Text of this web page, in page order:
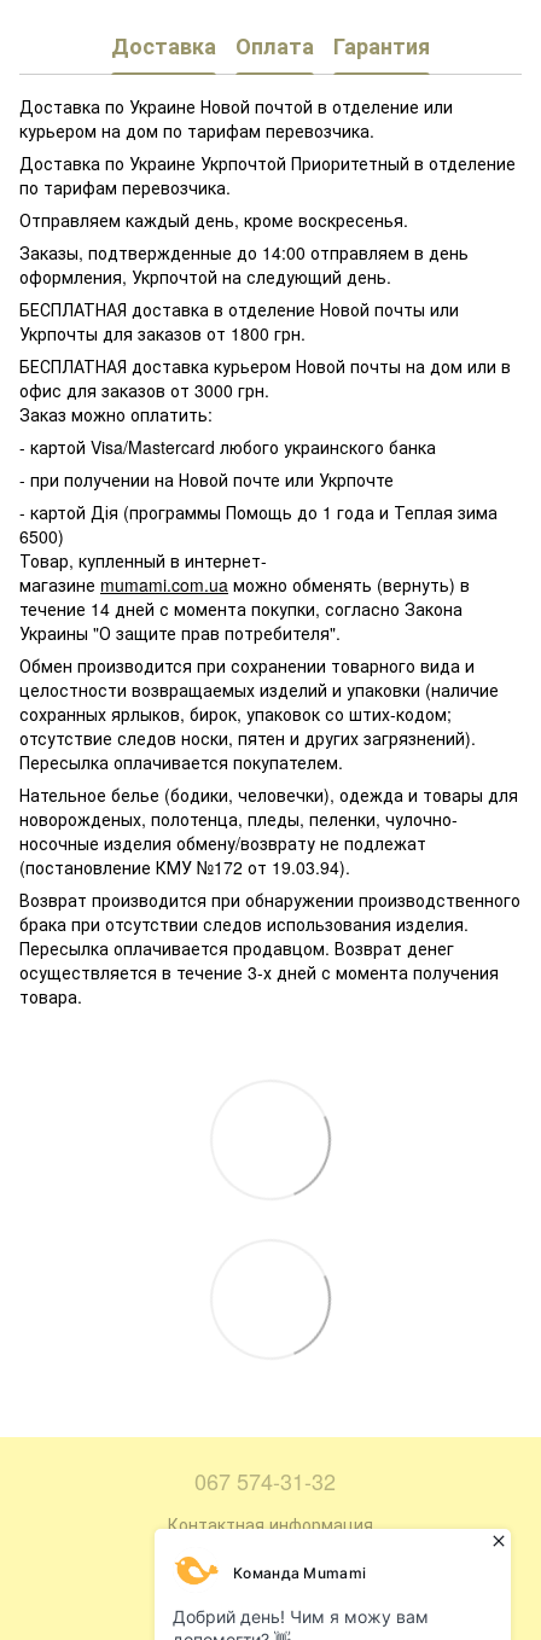
Доставка Оплата Гарантия
Доставка по Украине Новой почтой в отделение или
курьером на дом по тарифам перевозчика.
Доставка по Украине Укрпочтой Приоритетный в отделение
по тарифам перевозчика.
Отправляем каждый день, кроме воскресенья.
Заказы, подтвержденные до 14:00 отправляем в день
оформления, Укрпочтой на следующий день.
БЕСПЛАТНАЯ доставка в отделение Новой почты или
Укрпочты для заказов от 1800 грн.
БЕСПЛАТНАЯ доставка курьером Новой почты на дом или в
офис для заказов от 3000 грн.
Заказ можно оплатить:
- картой Visa/Mastercard любого украинского банка
- при получении на Новой почте или Укрпочте
- картой Дія (программы Помощь до 1 года и Теплая зима
6500)
Товар, купленный в интернет-
магазине mumami.com.ua можно обменять (вернуть) в
течение 14 дней с момента покупки, согласно Закона
Украины "О защите прав потребителя".
Обмен производится при сохранении товарного вида и
целостности возвращаемых изделий и упаковки (наличие
сохранных ярлыков, бирок, упаковок со штих-кодом;
отсутствие следов носки, пятен и других загрязнений).
Пересылка оплачивается покупателем.
Нательное белье (бодики, человечки), одежда и товары для
новорожденых, полотенца, пледы, пеленки, чулочно-
носочные изделия обмену/возврату не подлежат
(постановление КМУ №172 от 19.03.94).
Возврат производится при обнаружении производственного
брака при отсутствии следов использования изделия.
Пересылка оплачивается продавцом. Возврат денег
осуществляется в течение 3-х дней с момента получения
товара.
067 574-31-32
Контактная информация
Полная версия сайта
Карта сайта